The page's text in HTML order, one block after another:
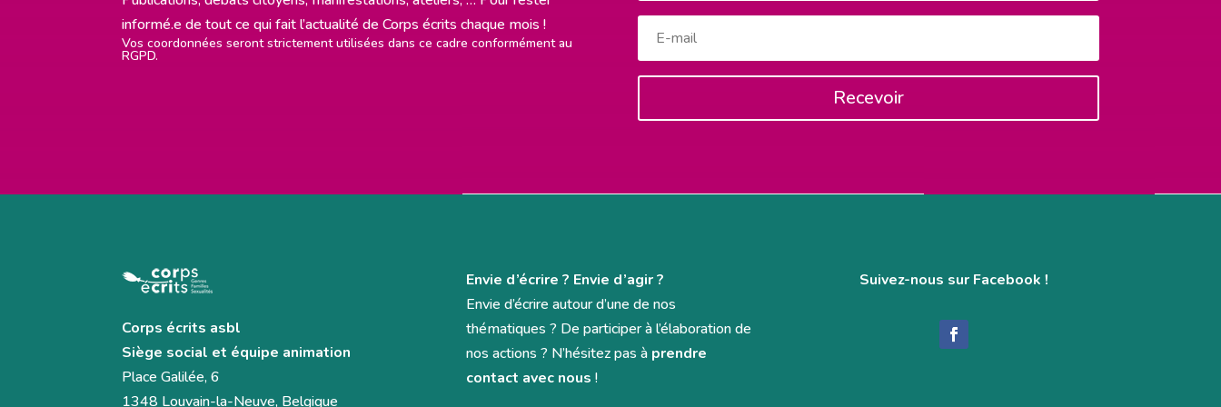
informé.e de tout ce qui fait l’actualité de Corps écrits chaque mois !
Vos coordonnées seront strictement utilisées dans ce cadre conformément au
RGPD.
Recevoir
Corps écrits asbl
Siège social et équipe animation
Place Galilée, 6
1348 Louvain-la-Neuve, Belgique
Envie d’écrire ? Envie d’agir ?
Envie d’écrire autour d’une de nos
thématiques ? De participer à l’élaboration de
nos actions ? N’hésitez pas à prendre
contact avec nous !
Suivez-nous sur Facebook !